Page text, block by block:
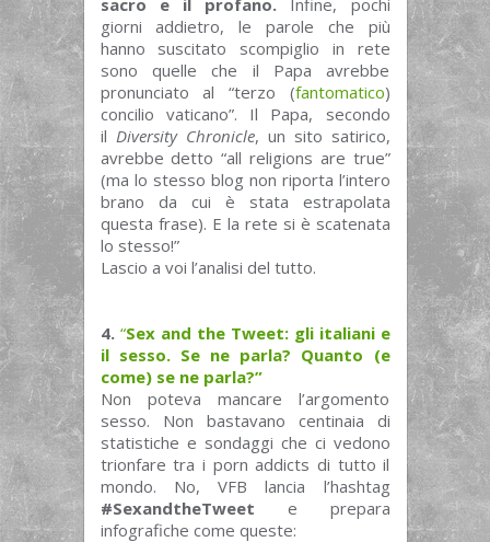
giorni addietro, le parole che più
hanno suscitato scompiglio in rete
sono quelle che il Papa avrebbe
pronunciato al “terzo (fantomatico)
concilio vaticano”. Il Papa, secondo
il Diversity Chronicle, un sito satirico,
avrebbe detto “all religions are true”
(ma lo stesso blog non riporta l’intero
brano da cui è stata estrapolata
questa frase). E la rete si è scatenata
lo stesso!”
Lascio a voi l’analisi del tutto.
4. “Sex and the Tweet: gli italiani e
il sesso. Se ne parla? Quanto (e
come) se ne parla?”
Non poteva mancare l’argomento
sesso. Non bastavano centinaia di
statistiche e sondaggi che ci vedono
trionfare tra i porn addicts di tutto il
mondo. No, VFB lancia l’hashtag
#SexandtheTweet e prepara
infografiche come queste: